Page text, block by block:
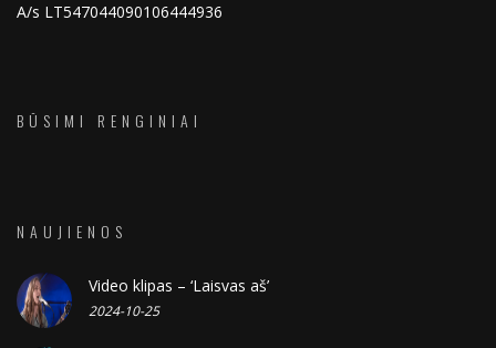
A/s LT547044090106444936
BŪSIMI RENGINIAI
NAUJIENOS
Video klipas – ‘Laisvas aš’
2024-10-25